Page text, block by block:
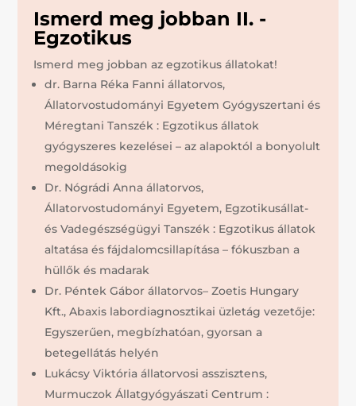
Ismerd meg jobban II. -
Egzotikus
Ismerd meg jobban az egzotikus állatokat!
dr. Barna Réka Fanni állatorvos,
Állatorvostudományi Egyetem Gyógyszertani és
Méregtani Tanszék : Egzotikus állatok
gyógyszeres kezelései – az alapoktól a bonyolult
megoldásokig
Dr. Nógrádi Anna állatorvos,
Állatorvostudományi Egyetem, Egzotikusállat-
és Vadegészségügyi Tanszék : Egzotikus állatok
altatása és fájdalomcsillapítása – fókuszban a
hüllők és madarak
Dr. Péntek Gábor állatorvos– Zoetis Hungary
Kft., Abaxis labordiagnosztikai üzletág vezetője:
Egyszerűen, megbízhatóan, gyorsan a
betegellátás helyén
Lukácsy Viktória állatorvosi asszisztens,
Murmuczok Állatgyógyászati Centrum :